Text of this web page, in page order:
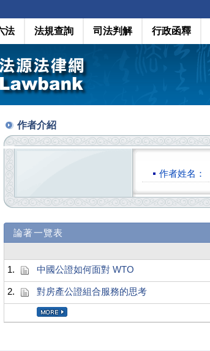
法 法規查詢 司法判解 行政函釋
作者介紹
作者姓名：
論著一覽表
1.
中國公證如何面對 WTO
2. 對房產公證組合服務的思考